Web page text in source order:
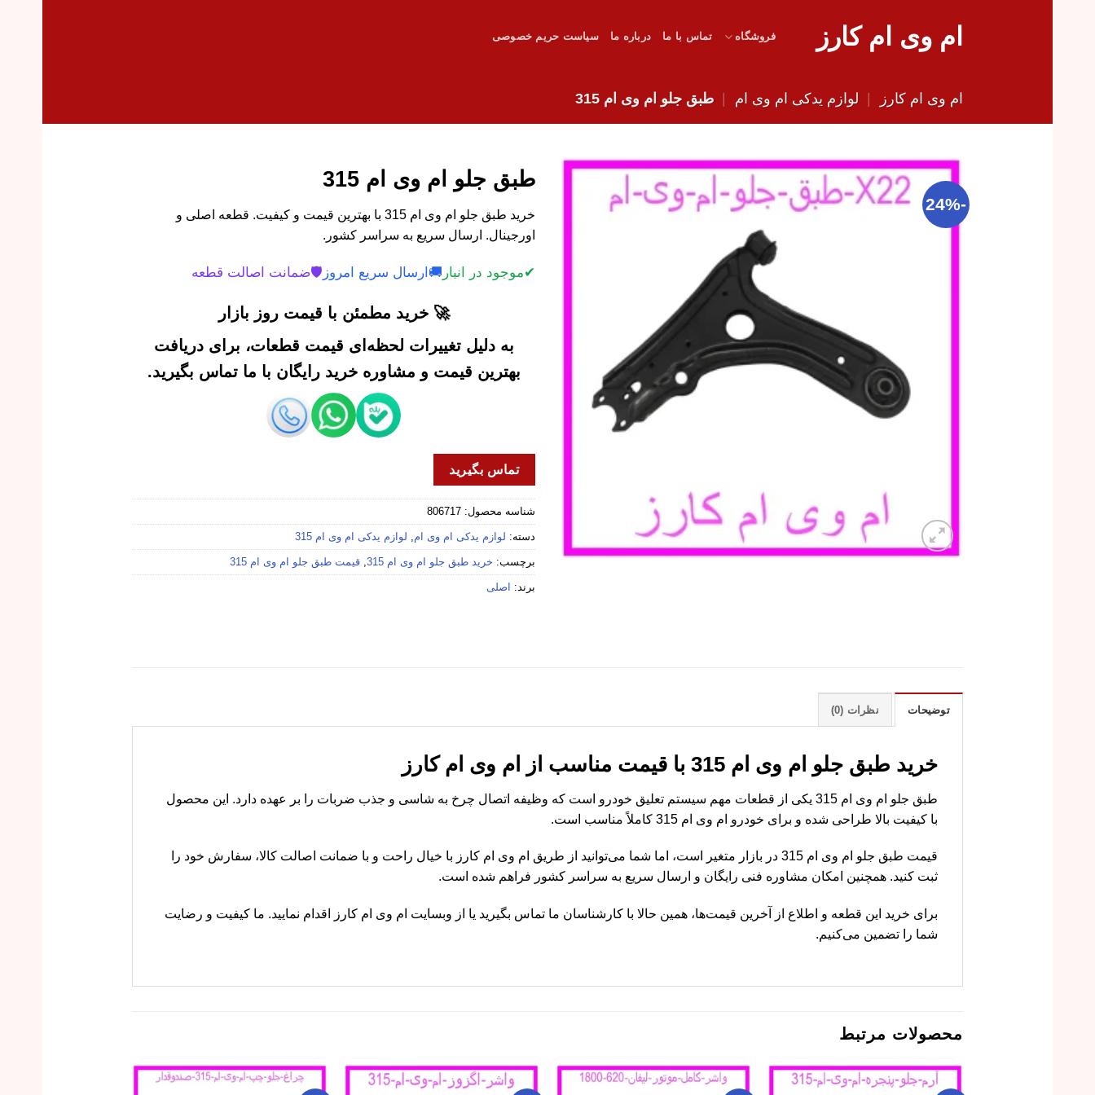
ام وی ام کارز فروشگاه تماس با ما درباره ما سیاست حریم خصوصی
ام وی ام کارز | لوازم یدکی ام وی ام | طبق جلو ام وی ام 315
-24%
طبق جلو ام وی ام 315
خرید طبق جلو ام وی ام 315 با بهترین قیمت و کیفیت. قطعه اصلی و
اورجینال. ارسال سریع به سراسر کشور.
✔موجود در انبار 🚚 ارسال سریع امروز 🛡️ضمانت اصالت قطعه
🚀 خرید مطمئن با قیمت روز بازار
به دلیل تغییرات لحظه‌ای قیمت قطعات، برای دریافت
بهترین قیمت و مشاوره خرید رایگان با ما تماس بگیرید.
تماس بگیرید
شناسه محصول: 806717
دسته: لوازم یدکی ام وی ام لوازم یدکی ام وی ام 315
برچسب: خرید طبق جلو ام وی ام 315 قیمت طبق جلو ام وی ام 315
برند: اصلی
توضیحات نظرات (0)
خرید طبق جلو ام وی ام 315 با قیمت مناسب از ام وی ام کارز
طبق جلو ام وی ام 315 یکی از قطعات مهم سیستم تعلیق خودرو است که وظیفه اتصال چرخ به شاسی و جذب ضربات را بر عهده دارد. این محصول
با کیفیت بالا طراحی شده و برای خودرو ام وی ام 315 کاملاً مناسب است.
قیمت طبق جلو ام وی ام 315 در بازار متغیر است، اما شما می‌توانید از طریق ام وی ام کارز با خیال راحت و با ضمانت اصالت کالا، سفارش خود را
ثبت کنید. همچنین امکان مشاوره فنی رایگان و ارسال سریع به سراسر کشور فراهم شده است.
برای خرید این قطعه و اطلاع از آخرین قیمت‌ها، همین حالا با کارشناسان ما تماس بگیرید یا از وبسایت ام وی ام کارز اقدام نمایید. ما کیفیت و رضایت
شما را تضمین می‌کنیم.
محصولات مرتبط